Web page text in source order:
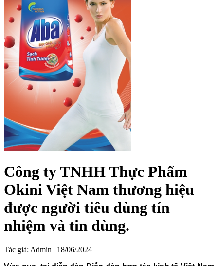
Công ty TNHH Thực Phẩm
Okini Việt Nam thương hiệu
được người tiêu dùng tín
nhiệm và tin dùng.
Tác giả: Admin | 18/06/2024